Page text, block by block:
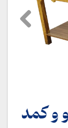
و کمد